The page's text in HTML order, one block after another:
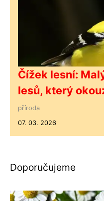
Čížek lesní:
lesů, který
příroda
07. 03. 2026
Doporučujeme